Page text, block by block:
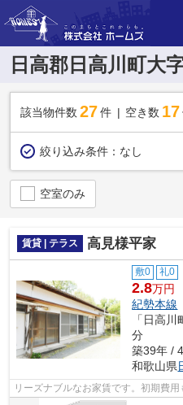
日高郡日高川町大
該当物件数 27件 空き数 17
絞り込み条件： なし
空室のみ
賃貸 | テラス 高見様平家
敷0 礼0
2.8万円
紀勢本線
「日高
分
築39年 /
和歌山県
リーズナブルなお家賃です。初期費用